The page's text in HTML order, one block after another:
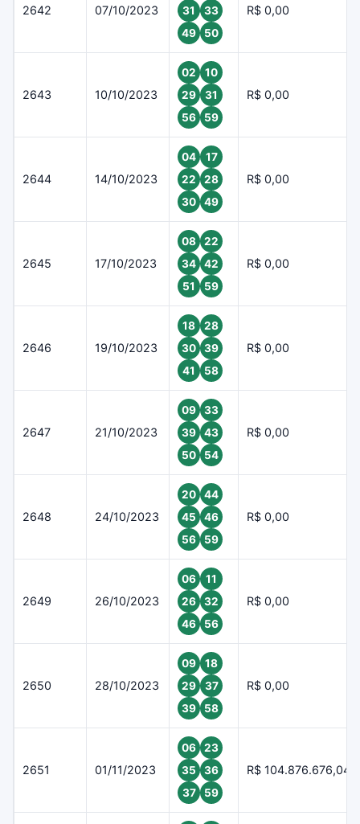
2642 07/10/2023 31
33
49
50
R$ 0,00
2643 10/10/2023
02
10
29
31
56
59
R$ 0,00
2644 14/10/2023
04
17
22
28
30
49
R$ 0,00
2645 17/10/2023
08
22
34
42
51
59
R$ 0,00
2646 19/10/2023
18
28
30
39
41
58
R$ 0,00
2647 21/10/2023
09
33
39
43
50
54
R$ 0,00
2648 24/10/2023
20
44
45
46
56
59
R$ 0,00
2649 26/10/2023
06
11
26
32
46
56
R$ 0,00
2650 28/10/2023
09
18
29
37
39
58
R$ 0,00
2651 01/11/2023
06
23
35
36
37
59
R$ 104.876.676,04